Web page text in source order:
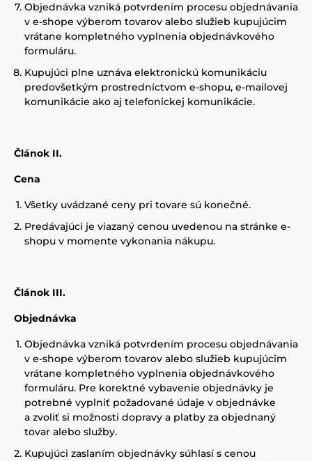
Objednávka vzniká potvrdením procesu objednávania
v e-shope výberom tovarov alebo služieb kupujúcim
vrátane kompletného vyplnenia objednávkového
formuláru.
Kupujúci plne uznáva elektronickú komunikáciu
predovšetkým prostredníctvom e-shopu, e-mailovej
komunikácie ako aj telefonickej komunikácie.
Článok II.
Cena
Všetky uvádzané ceny pri tovare sú konečné.
Predávajúci je viazaný cenou uvedenou na stránke e-
shopu v momente vykonania nákupu.
Článok III.
Objednávka
Objednávka vzniká potvrdením procesu objednávania
v e-shope výberom tovarov alebo služieb kupujúcim
vrátane kompletného vyplnenia objednávkového
formuláru. Pre korektné vybavenie objednávky je
potrebné vyplniť požadované údaje v objednávke
a zvoliť si možnosti dopravy a platby za objednaný
tovar alebo služby.
Kupujúci zaslaním objednávky súhlasí s cenou